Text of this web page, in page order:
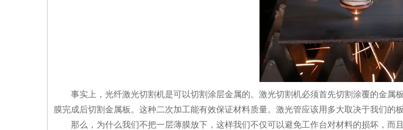
事实上，光纤激光切割机是可以切割涂层金属的。激光切割机必须首先切割涂覆的金属
膜完成后切割金属板。这种二次加工能有效保证材料质量。激光管应该用多大取决于我们的
那么，为什么我们不把一层薄膜放下，这样我们不仅可以避免工作台对材料的损坏，而